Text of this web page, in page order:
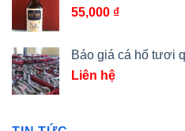
55,000 ₫
Báo giá cá hố tươi
Liên hệ